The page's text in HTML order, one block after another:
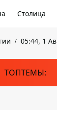
Столица
05:44, 1
ТОПТЕМЫ: